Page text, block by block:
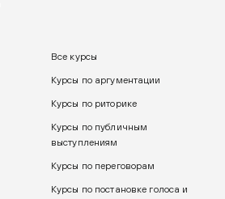
Все курсы
Курсы по аргументации
Курсы по риторике
Курсы по публичным
выступлениям
Курсы по переговорам
Курсы по постановке голоса и